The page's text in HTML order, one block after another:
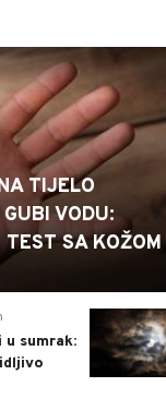
TIJELO
VODU:
TEST SA KOŽOM
sumrak: